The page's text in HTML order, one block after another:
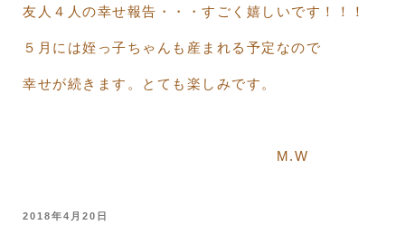
友人４人の幸せ報告・・・すごく嬉しいです！！！
５月には姪っ子ちゃんも産まれる予定なので
幸せが続きます。とても楽しみです。
M.W
投
2018年4月20日